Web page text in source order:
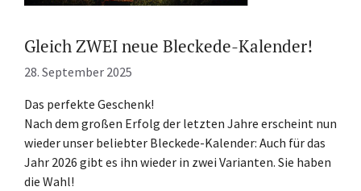
Gleich ZWEI neue Bleckede-Kalender!
28. September 2025
Das perfekte Geschenk!
Nach dem großen Erfolg der letzten Jahre erscheint nun
wieder unser beliebter Bleckede-Kalender: Auch für das
Jahr 2026 gibt es ihn wieder in zwei Varianten. Sie haben
die Wahl!